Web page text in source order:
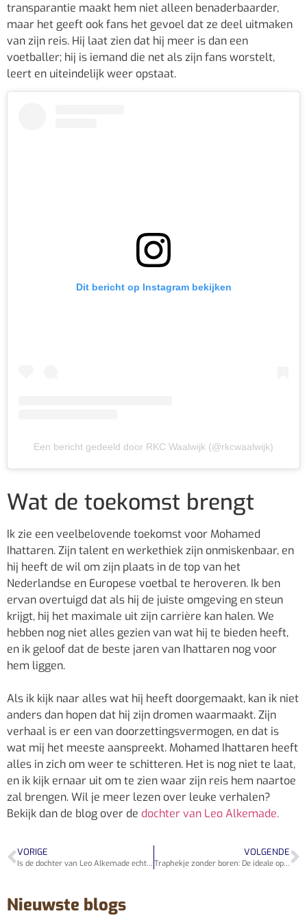
transparantie maakt hem niet alleen benaderbaarder,
maar het geeft ook fans het gevoel dat ze deel uitmaken
van zijn reis. Hij laat zien dat hij meer is dan een
voetballer; hij is iemand die net als zijn fans worstelt,
leert en uiteindelijk weer opstaat.
Dit bericht op Instagram bekijken
Een bericht gedeeld door RKC Waalwijk (@rkcwaalwijk)
Wat de toekomst brengt
Ik zie een veelbelovende toekomst voor Mohamed
Ihattaren. Zijn talent en werkethiek zijn onmiskenbaar, en
hij heeft de wil om zijn plaats in de top van het
Nederlandse en Europese voetbal te heroveren. Ik ben
ervan overtuigd dat als hij de juiste omgeving en steun
krijgt, hij het maximale uit zijn carrière kan halen. We
hebben nog niet alles gezien van wat hij te bieden heeft,
en ik geloof dat de beste jaren van Ihattaren nog voor
hem liggen.
Als ik kijk naar alles wat hij heeft doorgemaakt, kan ik niet
anders dan hopen dat hij zijn dromen waarmaakt. Zijn
verhaal is er een van doorzettingsvermogen, en dat is
wat mij het meeste aanspreekt. Mohamed Ihattaren heeft
alles in zich om weer te schitteren. Het is nog niet te laat,
en ik kijk ernaar uit om te zien waar zijn reis hem naartoe
zal brengen. Wil je meer lezen over leuke verhalen?
Bekijk dan de blog over de dochter van Leo Alkemade.
VORIGE
Is de dochter van Leo Alkemade echt te zien in de Prijsvrij reclame? Hier is het antwoord!
VOLGENDE
Traphekje zonder boren: De ideale oplossing voor een veilige woning
Nieuwste blogs